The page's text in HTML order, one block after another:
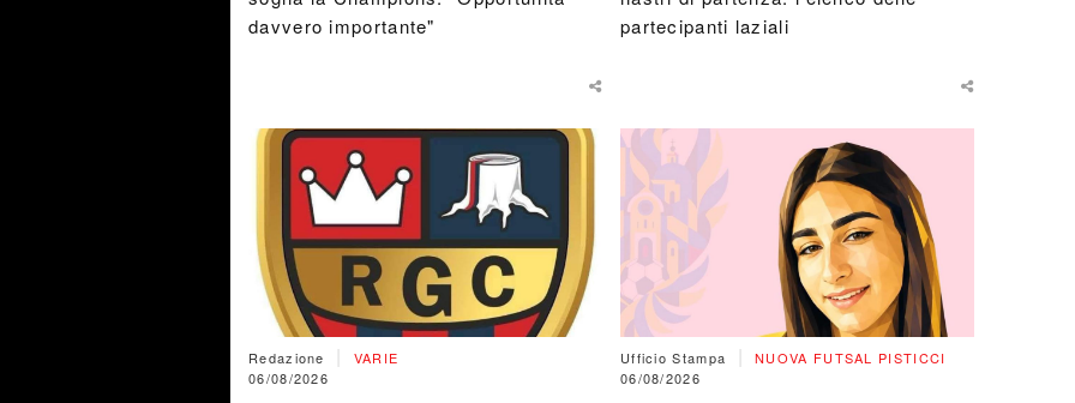
davvero importante"
Redazione
VARIE
06/08/2026
partecipanti laziali
Ufficio Stampa
NUOVA FUTSAL PISTICCI
06/08/2026